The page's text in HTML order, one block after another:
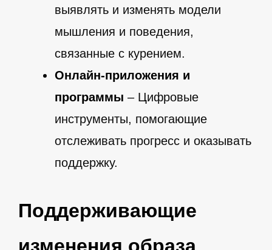
выявлять и изменять модели
мышления и поведения,
связанные с курением.
Онлайн-приложения и
программы – Цифровые
инструменты, помогающие
отслеживать прогресс и оказывать
поддержку.
Поддерживающие